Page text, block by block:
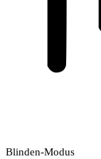
Blinden-Modus